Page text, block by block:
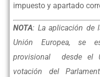
impuesto y apartado
NOTA: La aplicación de
Unión Europea, se
provisional desde el
votación del